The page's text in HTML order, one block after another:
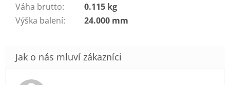
Váha brutto:
0.115 kg
Výška balení: 24.000 mm